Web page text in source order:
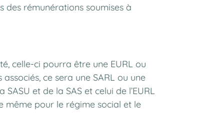
des rémunérations soumises à
celle-ci pourra être une EURL ou
ce sera une SARL ou une
et de la SAS et celui de l’EURL
même pour le régime social et le